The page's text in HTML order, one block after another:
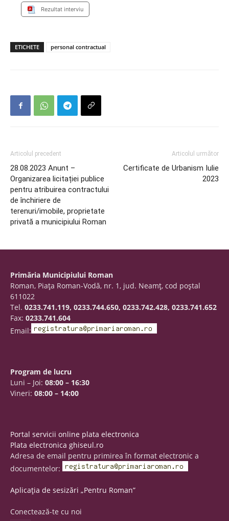
Rezultat interviu
ETICHETE personal contractual
Articolul precedent
28.08.2023 Anunt –
Organizarea licitației publice
pentru atribuirea contractului
de închiriere de
terenuri/imobile, proprietate
privată a municipiului Roman
Articolul următor
Certificate de Urbanism Iulie
2023
Primăria Municipiului Roman
Roman, Piaţa Roman-Vodă, nr. 1, jud. Neamţ, cod poştal
611022
Tel. 0233.741.119, 0233.744.650, 0233.742.428, 0233.741.652
Fax: 0233.741.604
Email:
Program de lucru
Luni – Joi: 08:00 – 16:30
Vineri: 08:00 – 14:00
Portal servicii online plata electronica
Plata electronica ghiseul.ro
Adresa de email pentru primirea în format electronic a
documentelor:
Aplicația de sesizări „Pentru Roman”
Conectează-te cu noi